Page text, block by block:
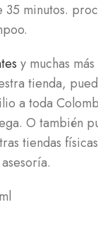
35 minutos.
y muchas
tienda,
a toda
O también
tiendas